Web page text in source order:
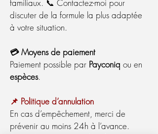
familiaux. 📞 Contactez-moi pour
discuter de la formule la plus adaptée
à votre situation.
💳 Moyens de paiement
Paiement possible par Payconiq ou en
espèces.
📌 Politique d’annulation
En cas d’empêchement, merci de
prévenir au moins 24h à l’avance.